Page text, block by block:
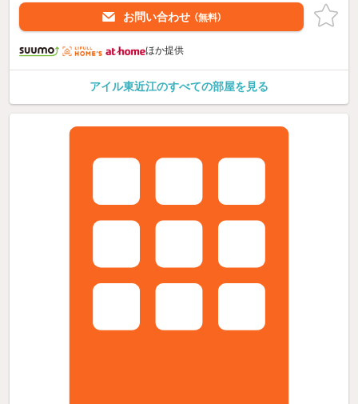
お問い合わせ （無料）
ほか提供
アイル東近江のすべての部屋を見る